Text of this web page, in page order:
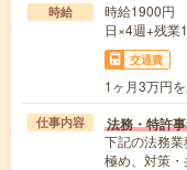
時給
時給1900円
日×4週+残業
交通費
1ヶ月3万円
仕事内容 法務・特許
下記の法務
極め、対策